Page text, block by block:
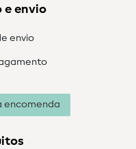
e envio
envio
encomenda